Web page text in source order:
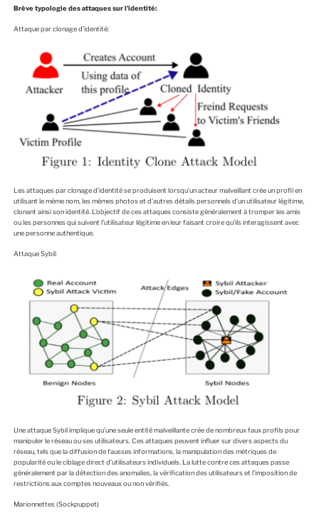
Brève typologie des attaques sur l’identité:
Attaque par clonage d’identité:
Les attaques par clonage d’identité se produisent lorsqu’un acteur malveillant crée un profil en
utilisant le même nom, les mêmes photos et d’autres détails personnels d’un utilisateur légitime,
clonant ainsi son identité. L’objectif de ces attaques consiste généralement à tromper les amis
ou les personnes qui suivent l’utilisateur légitime en leur faisant croire qu’ils interagissent avec
une personne authentique.
Attaque Sybil:
Une attaque Sybil implique qu’une seule entité malveillante crée de nombreux faux profils pour
manipuler le réseau ou ses utilisateurs. Ces attaques peuvent influer sur divers aspects du
réseau, tels que la diffusion de fausses informations, la manipulation des métriques de
popularité ou le ciblage direct d’utilisateurs individuels. La lutte contre ces attaques passe
généralement par la détection des anomalies, la vérification des utilisateurs et l’imposition de
restrictions aux comptes nouveaux ou non vérifiés.
Marionnettes (Sockpuppet)